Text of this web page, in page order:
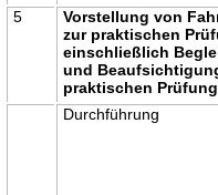
5
Vorstellung von
zur praktischen
einschließlich
und
praktischen Prüfung
Durchführung